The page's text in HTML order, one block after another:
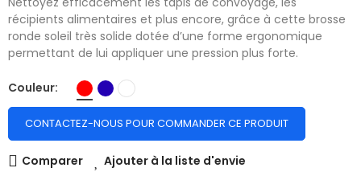
récipients alimentaires et plus encore, grâce à cette brosse
ronde soleil très solide dotée d’une forme ergonomique
permettant de lui appliquer une pression plus forte.
Couleur
CONTACTEZ-NOUS POUR COMMANDER CE PRODUIT
Comparer Ajouter à la liste d'envie